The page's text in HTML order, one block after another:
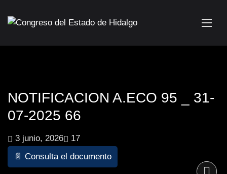
NOTIFICACION A.ECO 95 _ 31-
07-2025 66
3 junio, 2026
17
📄 Consulta el documento